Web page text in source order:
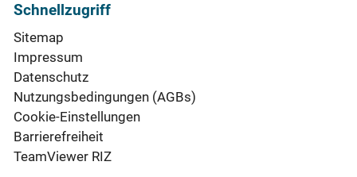
Schnellzugriff
Sitemap
Impressum
Datenschutz
Nutzungsbedingungen (AGBs)
Cookie-Einstellungen
Barrierefreiheit
TeamViewer RIZ